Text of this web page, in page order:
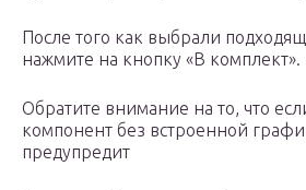
После того как выбрали
нажмите на кнопку «В комплект».
Обратите внимание на то, что
компонент без встроенной
предупредит